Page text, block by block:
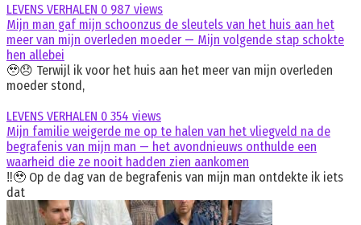
LEVENS VERHALEN 0 987 views
Mijn man gaf mijn schoonzus de sleutels van het huis aan het
meer van mijn overleden moeder — Mijn volgende stap schokte
hen allebei
🥹😞 Terwijl ik voor het huis aan het meer van mijn overleden
moeder stond,
LEVENS VERHALEN 0 354 views
Mijn familie weigerde me op te halen van het vliegveld na de
begrafenis van mijn man — het avondnieuws onthulde een
waarheid die ze nooit hadden zien aankomen
‼️🥹 Op de dag van de begrafenis van mijn man ontdekte ik iets
dat